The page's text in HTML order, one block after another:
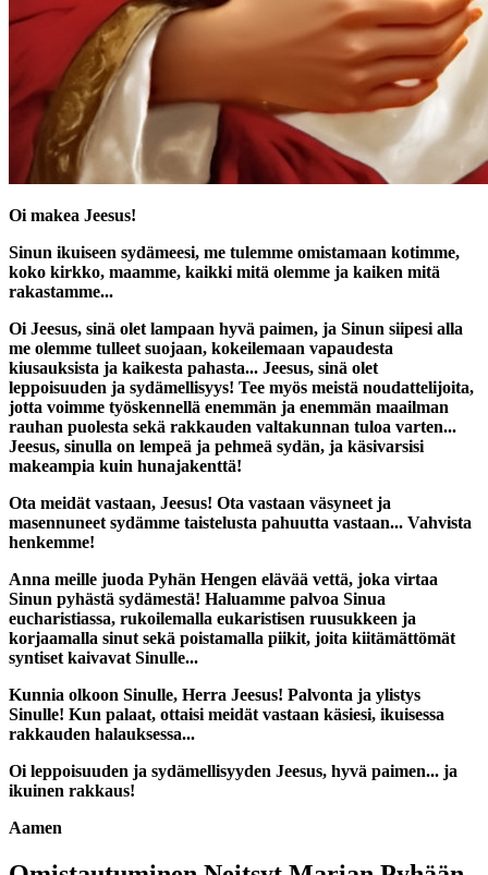
Oi makea Jeesus!
Sinun ikuiseen sydämeesi, me tulemme omistamaan kotimme,
koko kirkko, maamme, kaikki mitä olemme ja kaiken mitä
rakastamme...
Oi Jeesus, sinä olet lampaan hyvä paimen, ja Sinun siipesi alla
me olemme tulleet suojaan, kokeilemaan vapaudesta
kiusauksista ja kaikesta pahasta... Jeesus, sinä olet
leppoisuuden ja sydämellisyys! Tee myös meistä noudattelijoita,
jotta voimme työskennellä enemmän ja enemmän maailman
rauhan puolesta sekä rakkauden valtakunnan tuloa varten...
Jeesus, sinulla on lempeä ja pehmeä sydän, ja käsivarsisi
makeampia kuin hunajakenttä!
Ota meidät vastaan, Jeesus! Ota vastaan väsyneet ja
masennuneet sydämme taistelusta pahuutta vastaan... Vahvista
henkemme!
Anna meille juoda Pyhän Hengen elävää vettä, joka virtaa
Sinun pyhästä sydämestä! Haluamme palvoa Sinua
eucharistiassa, rukoilemalla eukaristisen ruusukkeen ja
korjaamalla sinut sekä poistamalla piikit, joita kiitämättömät
syntiset kaivavat Sinulle...
Kunnia olkoon Sinulle, Herra Jeesus! Palvonta ja ylistys
Sinulle! Kun palaat, ottaisi meidät vastaan käsiesi, ikuisessa
rakkauden halauksessa...
Oi leppoisuuden ja sydämellisyyden Jeesus, hyvä paimen... ja
ikuinen rakkaus!
Aamen